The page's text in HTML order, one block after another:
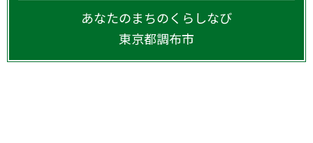
あなたのまちのくらしなび
東京都調布市